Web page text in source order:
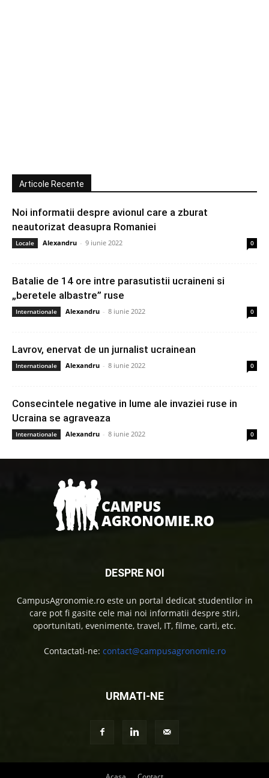
Articole Recente
Noi informatii despre avionul care a zburat
neautorizat deasupra Romaniei
Locale Alexandru - 9 iunie 2022 0
Batalie de 14 ore intre parasutistii ucraineni si
„beretele albastre” ruse
Internationale Alexandru - 8 iunie 2022 0
Lavrov, enervat de un jurnalist ucrainean
Internationale Alexandru - 8 iunie 2022 0
Consecintele negative in lume ale invaziei ruse in
Ucraina se agraveaza
Internationale Alexandru - 8 iunie 2022 0
DESPRE NOI
CampusAgronomie.ro este un portal dedicat studentilor in
care pot fi gasite cele mai noi informatii despre stiri,
oportunitati, evenimente, travel, IT, filme, carti, etc.
Contactati-ne: contact@campusagronomie.ro
URMATI-NE